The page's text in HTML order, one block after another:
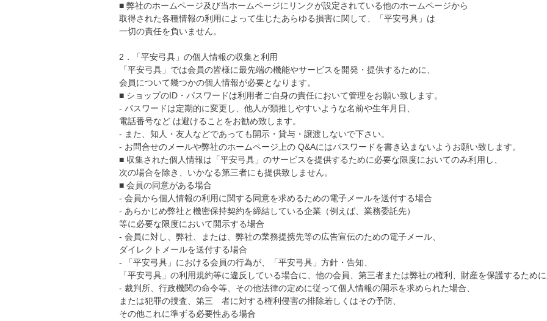
■ 弊社のホームページ及び当ホームページにリンクが設定されている他のホームページから
取得された各種情報の利用によって生じたあらゆる損害に関して、「平安弓具」は
一切の責任を負いません。
2．「平安弓具」の個人情報の収集と利用
「平安弓具」では会員の皆様に最先端の機能やサービスを開発・提供するために、
会員について幾つかの個人情報が必要となります。
■ ショップのID・パスワードは利用者ご自身の責任において管理をお願い致します。
- パスワードは定期的に変更し、他人が類推しやすいような名前や生年月日、
電話番号など は避けることをお勧め致します。
- また、知人・友人などであっても開示・貸与・譲渡しないで下さい。
- お問合せのメールや弊社のホームページ上の Q&Aにはパスワードを書き込まないようお願い致します。
■ 収集された個人情報は「平安弓具」のサービスを提供するために必要な限度においてのみ利用し、
次の場合を除き、いかなる第三者にも提供致しません。
■ 会員の同意がある場合
- 会員から個人情報の利用に関する同意を求めるための電子メールを送付する場合
- あらかじめ弊社と機密保持契約を締結している企業（例えば、業務委託先）
等に必要な限度において開示する場合
- 会員に対し、弊社、または、弊社の業務提携先等の広告宣伝のための電子メール、
ダイレクトメールを送付する場合
- 「平安弓具」における会員の行為が、「平安弓具」方針・告知、
「平安弓具」の利用規約等に違反している場合に、他の会員、第三者または弊社の権利、財産を保護するため
- 裁判所、行政機関の命令等、その他法律の定めに従って個人情報の開示を求められた場合、
または犯罪の捜査、第三 者に対する権利侵害の排除若しくはその予防、
その他これに準ずる必要性ある場合